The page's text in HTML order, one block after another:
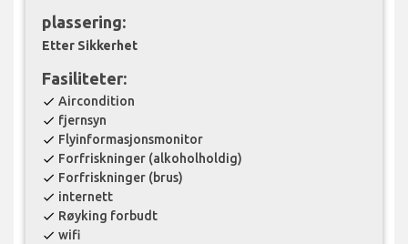
plassering:
Etter Sikkerhet
Fasiliteter:
check Aircondition
check fjernsyn
check Flyinformasjonsmonitor
check Forfriskninger (alkoholholdig)
check Forfriskninger (brus)
check internett
check Røyking forbudt
check wifi